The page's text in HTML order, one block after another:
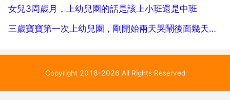
女兒3周歲月，上幼兒園的話是該上小班還是中班
三歲寶寶第一次上幼兒園，剛開始兩天哭鬧後面幾天感覺他還蠻開心
Copyright 2018-2026 All Rights Reserved